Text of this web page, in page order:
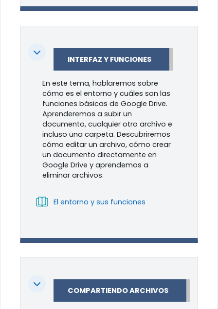
Colapsar INTERFAZ Y FUNCIONES
En este tema, hablaremos sobre
cómo es el entorno y cuáles son las
funciones básicas de Google Drive.
Aprenderemos a subir un
documento, cualquier otro archivo e
incluso una carpeta. Descubriremos
cómo editar un archivo, cómo crear
un documento directamente en
Google Drive y aprendemos a
eliminar archivos.
El entorno y sus funciones
Colapsar COMPARTIENDO ARCHIVOS